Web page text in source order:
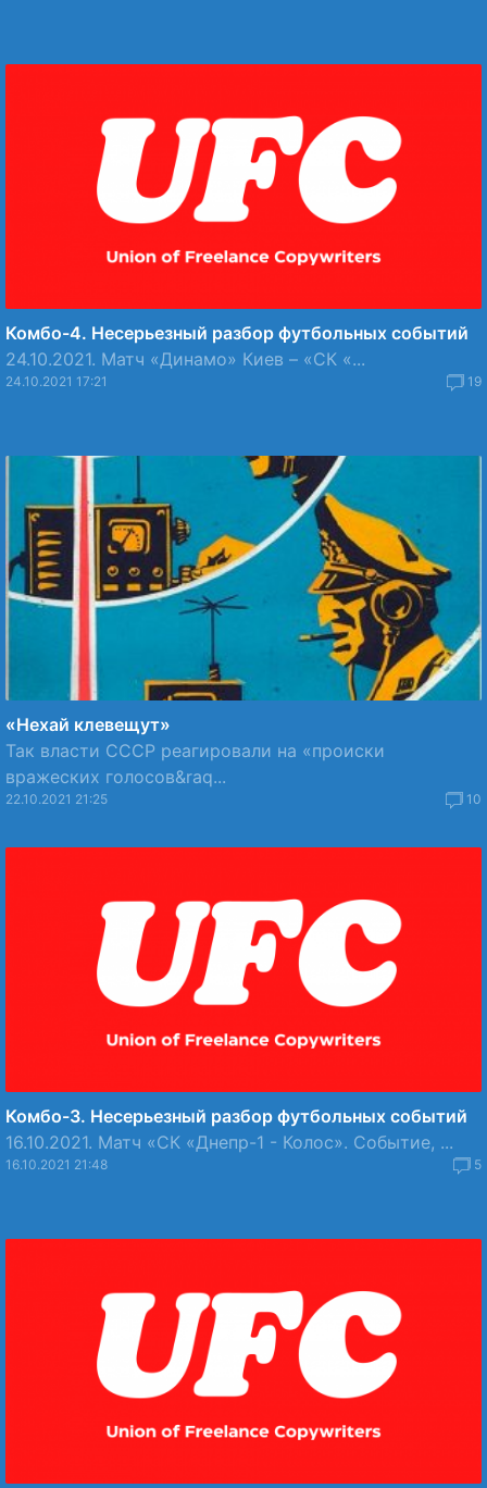
Комбо-4. Несерьезный разбор футбольных событий
24.10.2021. Матч «Динамо» Киев – «СК «...
24.10.2021 17:21 19
«Нехай клевещут»
Так власти СССР реагировали на «происки
вражеских голосов&raq...
22.10.2021 21:25 10
Комбо-3. Несерьезный разбор футбольных событий
16.10.2021. Матч «СК «Днепр-1 - Колос». Событие, ...
16.10.2021 21:48 5